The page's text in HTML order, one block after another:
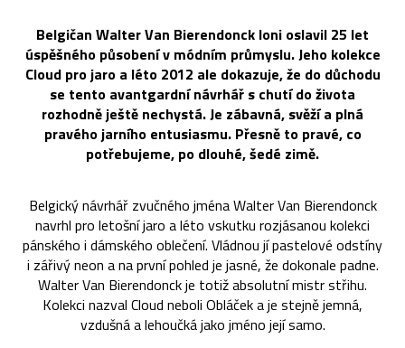
Belgičan Walter Van Bierendonck loni oslavil 25 let
úspěšného působení v módním průmyslu. Jeho kolekce
Cloud pro jaro a léto 2012 ale dokazuje, že do důchodu
se tento avantgardní návrhář s chutí do života
rozhodně ještě nechystá. Je zábavná, svěží a plná
pravého jarního entusiasmu. Přesně to pravé, co
potřebujeme, po dlouhé, šedé zimě.
Belgický návrhář zvučného jména Walter Van Bierendonck
navrhl pro letošní jaro a léto vskutku rozjásanou kolekci
pánského i dámského oblečení. Vládnou jí pastelové odstíny
i zářivý neon a na první pohled je jasné, že dokonale padne.
Walter Van Bierendonck je totiž absolutní mistr střihu.
Kolekci nazval Cloud neboli Obláček a je stejně jemná,
vzdušná a lehoučká jako jméno její samo.